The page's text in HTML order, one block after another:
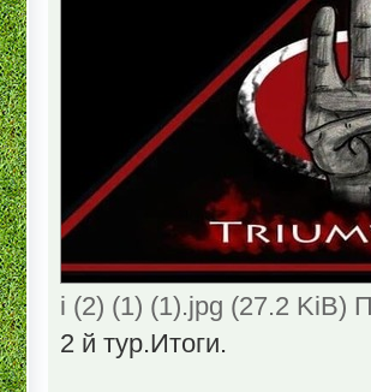
i (2) (1) (1).jpg (27.2 KiB)
2 й тур.Итоги.